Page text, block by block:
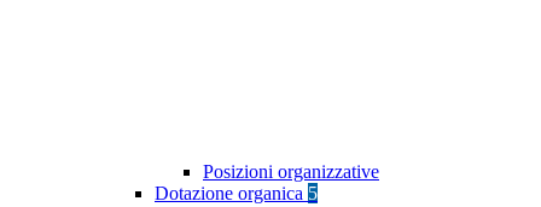
Posizioni organizzative
Dotazione organica 5